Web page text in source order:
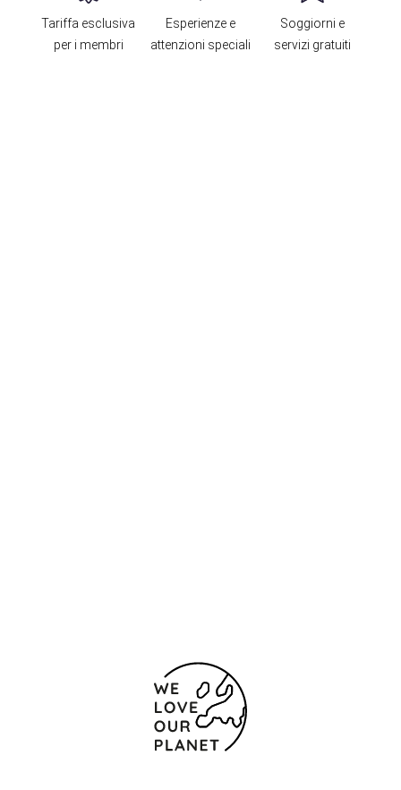
Tariffa esclusiva
per i membri
Esperienze e
attenzioni speciali
Soggiorni e
servizi gratuiti